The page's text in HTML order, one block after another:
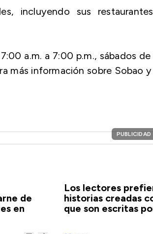
incluyendo sus
a.m. a 7:00 p.m., sábados
más información sobre Sobao
PUBLICIDAD
de
en
Los lectores
historias creadas
que son escritas